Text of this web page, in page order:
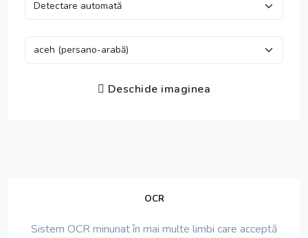
Deschide imaginea
OCR
Sistem OCR minunat în mai multe limbi care acceptă